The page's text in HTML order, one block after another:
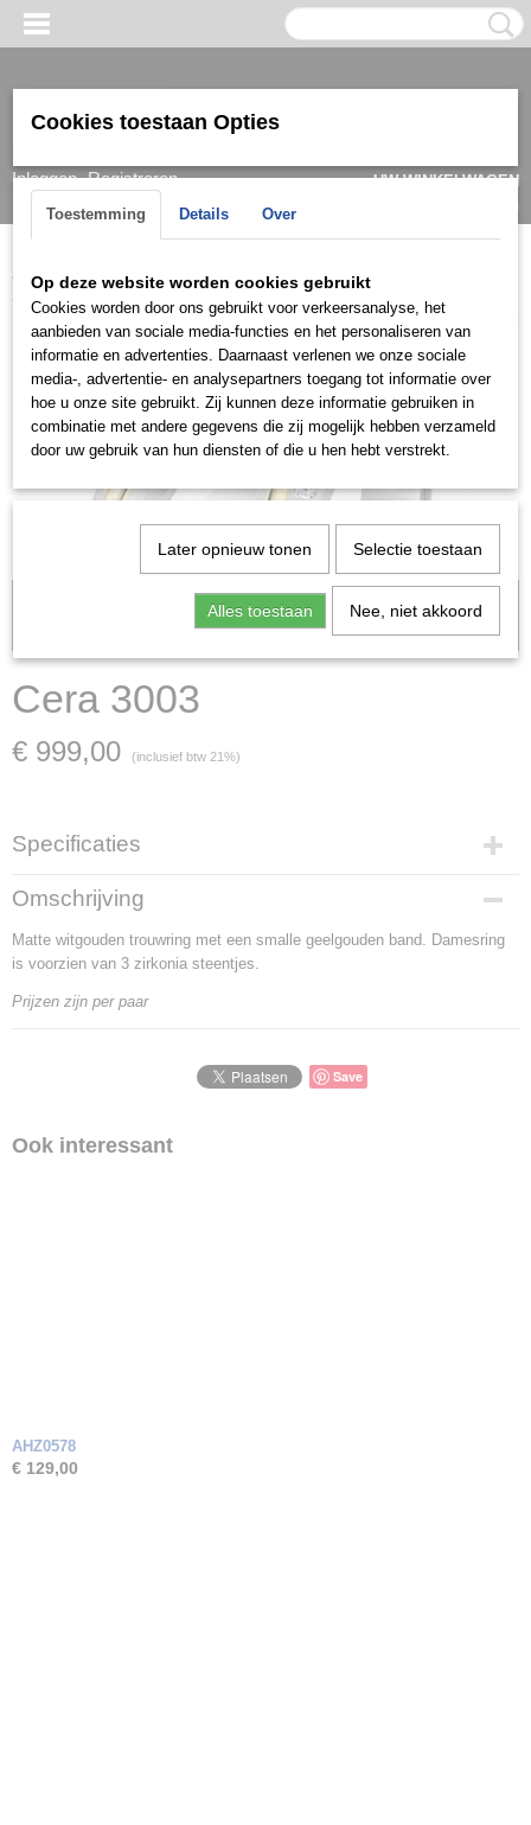
Inloggen Registreren
UW WINKELWAGEN
(0)
Home > > Trouwringen / Wedding Cera collectie
3003
Let op: het kan voorkomen dat het product onlangs in de zaak is
verkocht; in dat geval nemen wij contact met u op.
Cera 3003
€ 999,00 (inclusief btw 21%)
Specificaties
Artikelnummer
Cera 3003
Materiaal
witgoud en geelgoud
Goud Karaat
14 Karaat
Omschrijving
Matte witgouden trouwring met een smalle geelgouden band. Damesring
is voorzien van 3 zirkonia steentjes.
Prijzen zijn per paar
Save
Ook interessant
AHZ0578
€ 129,00
Cookies toestaan Opties
Toestemming Details Over
Op deze website worden cookies gebruikt
Cookies worden door ons gebruikt voor verkeersanalyse, het
aanbieden van sociale media-functies en het personaliseren van
informatie en advertenties. Daarnaast verlenen we onze sociale
media-, advertentie- en analysepartners toegang tot informatie over
hoe u onze site gebruikt. Zij kunnen deze informatie gebruiken in
combinatie met andere gegevens die zij mogelijk hebben verzameld
door uw gebruik van hun diensten of die u hen hebt verstrekt.
Later opnieuw tonen Selectie toestaan
Alles toestaan Nee, niet akkoord